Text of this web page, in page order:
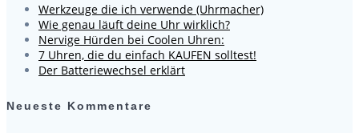
Werkzeuge die ich verwende (Uhrmacher)
Wie genau läuft deine Uhr wirklich?
Nervige Hürden bei Coolen Uhren:
7 Uhren, die du einfach KAUFEN solltest!
Der Batteriewechsel erklärt
Neueste Kommentare